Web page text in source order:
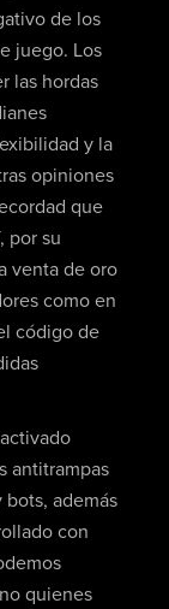
de los
juego. Los
las hordas
y la
opiniones
que
por su
venta de oro
como en
código de
antitrampas
bots, además
con
quienes